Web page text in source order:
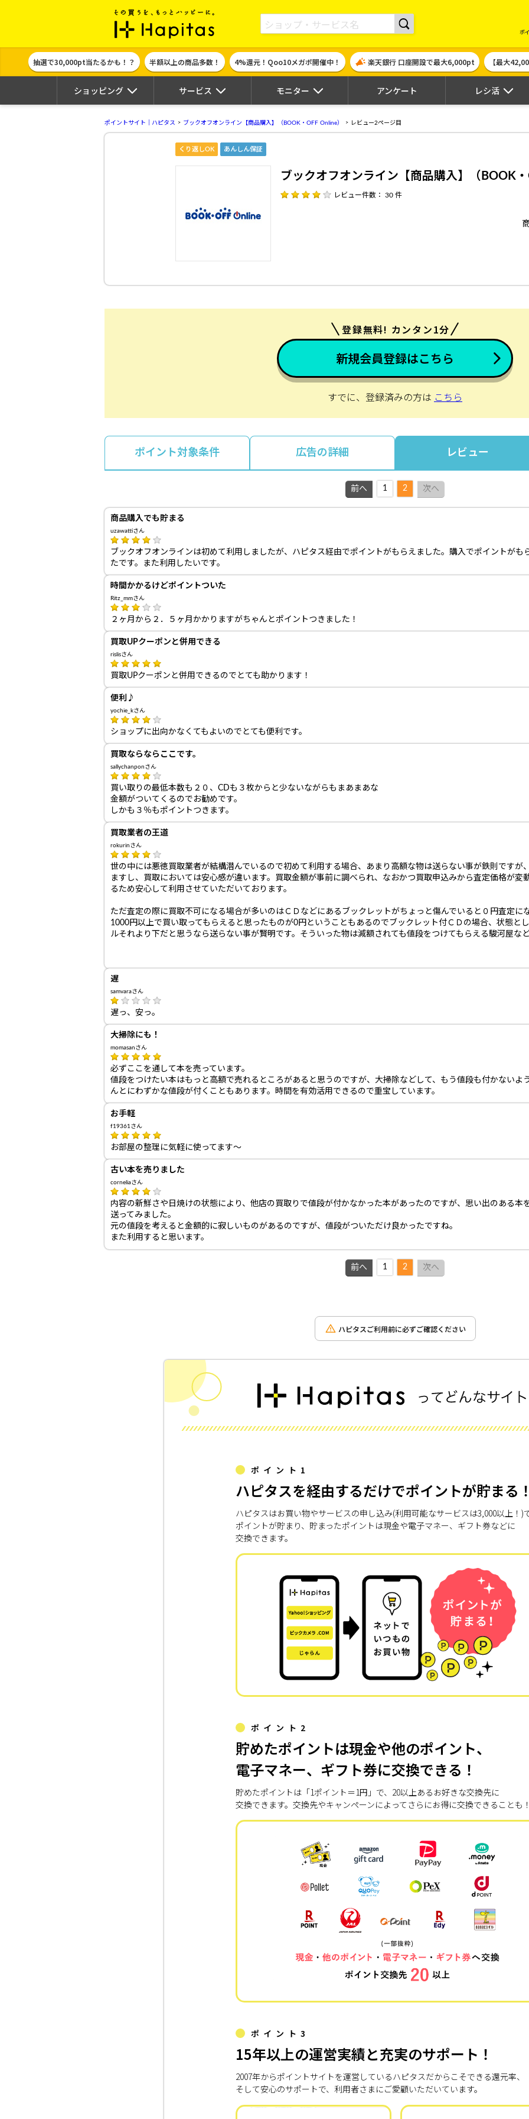
ポイント貯めて現金やギフト券に交換できるポイントサイト | ハピタス
ポ
抽選で30,000pt当たるかも！？ 半額以上の商品多数！ 4%還元！Qoo10メガポ開催中！ 楽天銀行 口座開設で最大6,000pt 【最大
ショッピング サービス モニター アンケート レシ活
ポイントサイト｜ハピタス ブックオフオンライン【商品購入】（BOOK・OFF Online） レビュー2ページ目
くり返しOK あんしん保証
ブックオフオンライン【商品購入】（BOOK
レビュー件数： 30 件
登録無料! カンタン1分
新規会員登録はこちら
すでに、登録済みの方は こちら
ポイント対象条件 広告の詳細 レビュー
前へ 1 2 次へ
商品購入でも貯まる
uzawattiさん
ブックオフオンラインは初めて利用しましたが、ハピタス経由でポイントがもらえました。購入でポイントがも
たです。また利用したいです。
時間かかるけどポイントついた
Ritz_mmさん
２ヶ月から２．５ヶ月かかりますがちゃんとポイントつきました！
買取UPクーポンと併用できる
rislisさん
買取UPクーポンと併用できるのでとても助かります！
便利♪
yochie_kさん
ショップに出向かなくてもよいのでとても便利です。
買取ならならここです。
sallychanponさん
買い取りの最低本数も２０、CDも３枚からと少ないながらもまあまあな
金額がついてくるのでお勧めです。
しかも３％もポイントつきます。
買取業者の王道
rokurinさん
世の中には悪徳買取業者が結構潜んでいるので初めて利用する場合、あまり高額な物は送らない事が鉄則ですが
ますし、買取においては安心感が違います。買取金額が事前に調べられ、なおかつ買取申込みから査定価格が変
るため安心して利用させていただいております。
ただ査定の際に買取不可になる場合が多いのはＣＤなどにあるブックレットがちょっと傷んでいると０円査定に
1000円以上で買い取ってもらえると思ったものが0円ということもあるのでブックレット付ＣＤの場合、状態と
ルそれより下だと思うなら送らない事が賢明です。そういった物は減額されても値段をつけてもらえる駿河屋な
遅
samvaraさん
遅っ、安っ。
大掃除にも！
momasanさん
必ずここを通して本を売っています。
値段をつけたい本はもっと高額で売れるところがあると思うのですが、大掃除などして、もう値段も付かないよ
んとにわずかな値段が付くこともあります。時間を有効活用できるので重宝しています。
お手軽
f19361さん
お部屋の整理に気軽に使ってます～
古い本を売りました
corneliaさん
内容の新鮮さや日焼けの状態により、他店の買取りで値段が付かなかった本があったのですが、思い出のある本
送ってみました。
元の値段を考えると金額的に寂しいものがあるのですが、値段がついただけ良かったですね。
また利用すると思います。
前へ 1 2 次へ
ハピタスご利用前に必ずご確認ください
ポイント1
ハピタスを経由するだけでポイントが貯まる
ハピタスはお買い物やサービスの申し込み(利用可能なサービスは3,000以上！)
ポイントが貯まり、貯まったポイントは現金や電子マネー、ギフト券などに
交換できます。
ポイント2
貯めたポイントは現金や他のポイント、
電子マネー、ギフト券に交換できる！
貯めたポイントは「1ポイント＝1円」で、20以上あるお好きな交換先に
交換できます。交換先やキャンペーンによってさらにお得に交換できることも
ポイント3
15年以上の運営実績と充実のサポート！
2007年からポイントサイトを運営しているハピタスだからこそできる還元率、
そして安心のサポートで、利用者さまにご愛顧いただいています。